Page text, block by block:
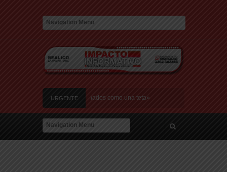
URGENTE
«Tenía los ojos hinchados como una teta»
el espacio que tenían Flor Peña y Marley